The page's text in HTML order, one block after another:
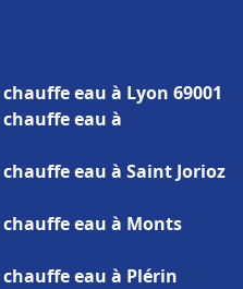
eau à Lyon 69001
eau à
eau à Saint Jorioz
eau à Monts
eau à Plérin